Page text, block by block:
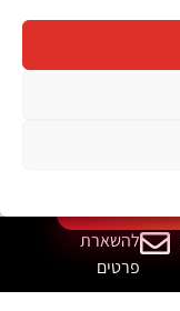
להשארת
פרטים